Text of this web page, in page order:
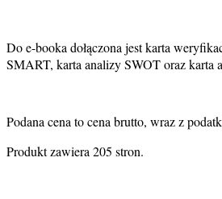
Do e-booka dołączona jest karta
SMART, karta analizy SWOT oraz karta
Podana cena to cena brutto, wraz z
Produkt zawiera 205 stron.